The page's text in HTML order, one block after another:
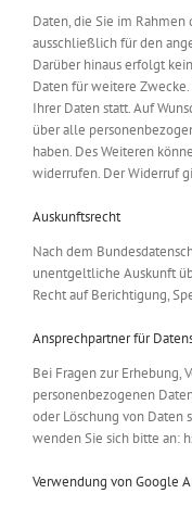
Daten, die Sie im
ausschließlich für den
Darüber hinaus erfolgt
Daten für weitere
Ihrer Daten statt. Auf
über alle
haben. Des Weiteren
widerrufen. Der Widerruf
Auskunftsrecht
Nach dem
unentgeltliche Auskunft
Recht auf Berichtigung,
Ansprechpartner für
Bei Fragen zur Erhebung,
personenbezogenen
oder Löschung von
wenden Sie sich bitte an:
Verwendung von Google